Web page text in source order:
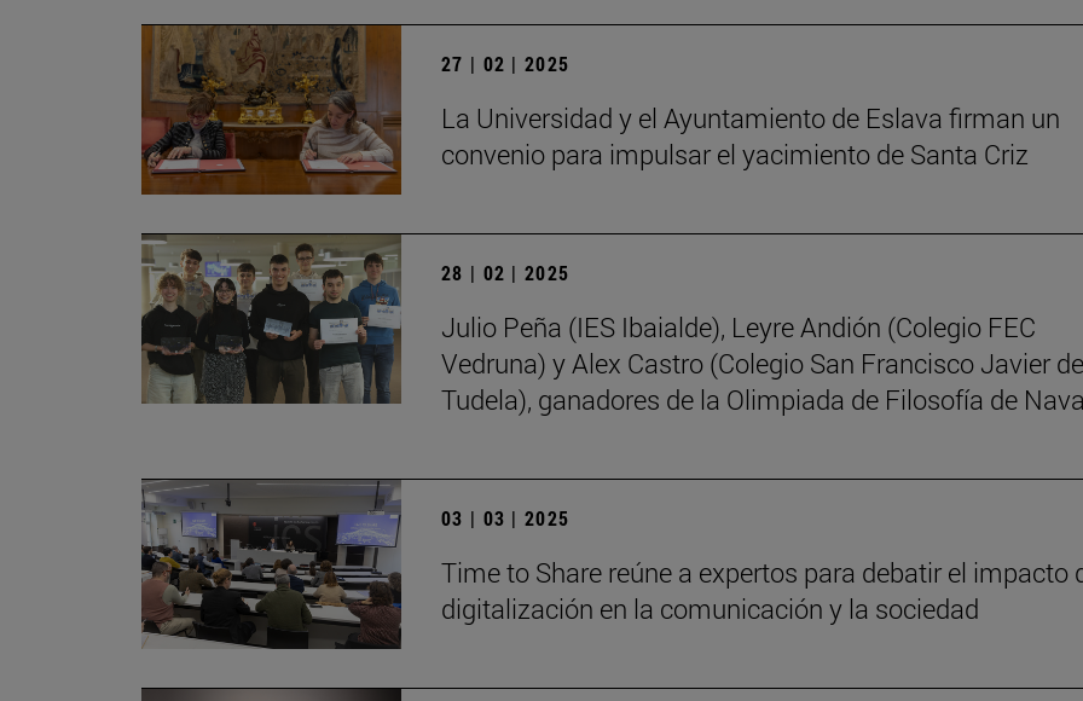
27 | 02 | 2025
La Universidad y el Ayuntamiento de Eslava firman un
convenio para impulsar el yacimiento de Santa Criz
28 | 02 | 2025
Julio Peña (IES Ibaialde), Leyre Andión (Colegio FEC
Vedruna) y Alex Castro (Colegio San Francisco Javier de
Tudela), ganadores de la Olimpiada de Filosofía de
03 | 03 | 2025
Time to Share reúne a expertos para debatir el impacto
digitalización en la comunicación y la sociedad